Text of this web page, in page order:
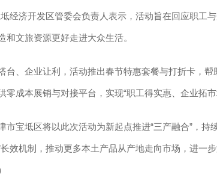
经济开发区管委会负责人表示，活动旨在回应职工
和文旅资源更好走进大众生活。
、企业让利，活动推出春节特惠套餐与打折卡，帮
零成本展销与对接平台，实现“职工得实惠、企业拓市
宝坻区将以此次活动为新起点推进“三产融合”，持
效机制，推动更多本土产品从产地走向市场，进一